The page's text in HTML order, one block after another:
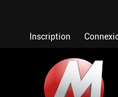
Inscription